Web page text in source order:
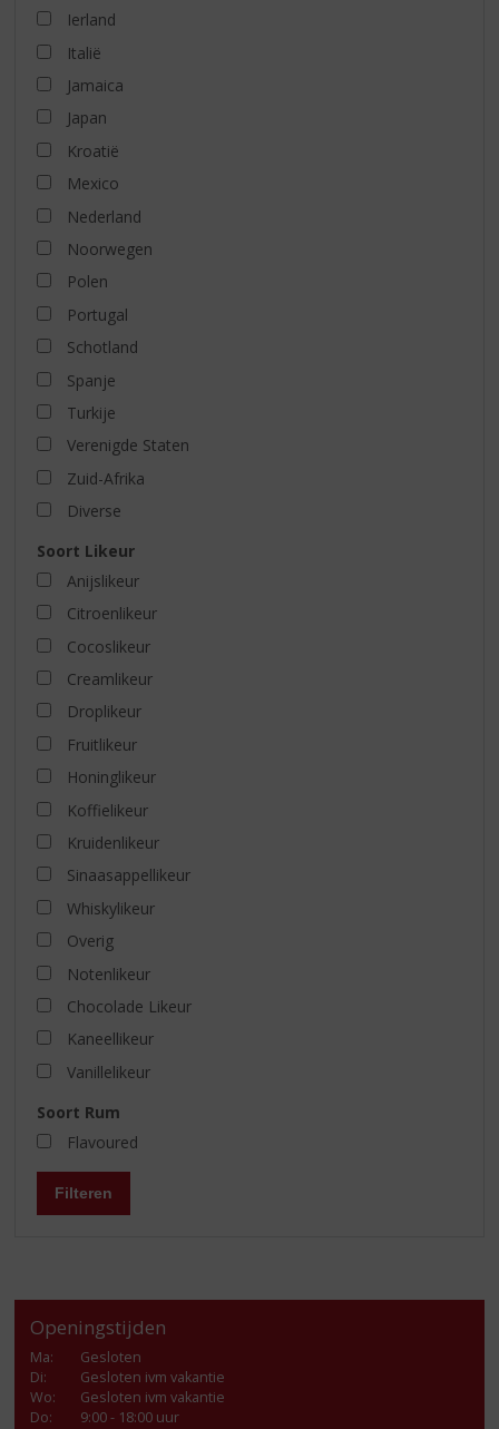
Ierland
Italië
Jamaica
Japan
Kroatië
Mexico
Nederland
Noorwegen
Polen
Portugal
Schotland
Spanje
Turkije
Verenigde Staten
Zuid-Afrika
Diverse
Soort Likeur
Anijslikeur
Citroenlikeur
Cocoslikeur
Creamlikeur
Droplikeur
Fruitlikeur
Honinglikeur
Koffielikeur
Kruidenlikeur
Sinaasappellikeur
Whiskylikeur
Overig
Notenlikeur
Chocolade Likeur
Kaneellikeur
Vanillelikeur
Soort Rum
Flavoured
Filteren
Openingstijden
Ma:
Gesloten
Di:
Gesloten ivm vakantie
Wo:
Gesloten ivm vakantie
Do:
9:00 - 18:00 uur